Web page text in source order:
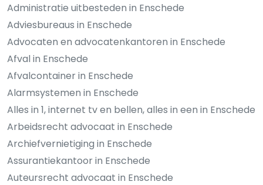
Administratie uitbesteden in Enschede
Adviesbureaus in Enschede
Advocaten en advocatenkantoren in Enschede
Afval in Enschede
Afvalcontainer in Enschede
Alarmsystemen in Enschede
Alles in 1, internet tv en bellen, alles in een in Enschede
Arbeidsrecht advocaat in Enschede
Archiefvernietiging in Enschede
Assurantiekantoor in Enschede
Auteursrecht advocaat in Enschede